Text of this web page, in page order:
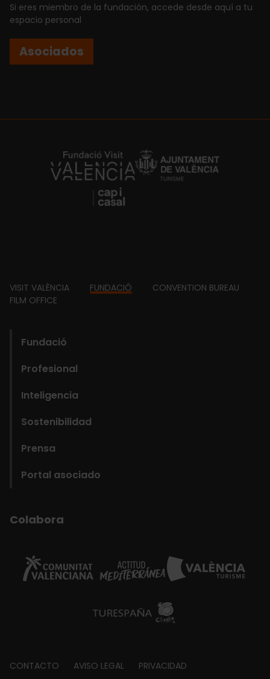
Si eres miembro de la fundación, accede desde aquí a tu
espacio personal
Asociados
https://fundacion.visitvalencia.com/
Footer
VISIT VALÈNCIA FUNDACIÓ
CONVENTION BUREAU
FILM OFFICE
Main
navigation
Fundació
Fundació
Profesional
Inteligencia
Sostenibilidad
Prensa
Portal asociado
Colabora
Footer
CONTACTO AVISO LEGAL PRIVACIDAD